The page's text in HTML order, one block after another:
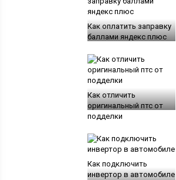
Как оплатить заправку
баллами яндекс плюс
Как отличить
оригинальный птс от
подделки
Как подключить
инвертор в автомобиле